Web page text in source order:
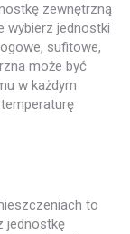
zewnętrzną
wybierz jednostki
sufitowe,
może być
w każdym
to
jednostkę